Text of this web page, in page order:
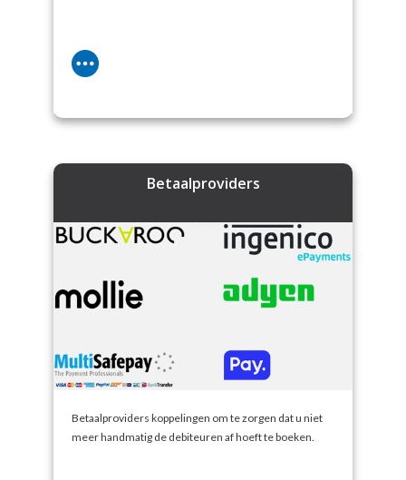
Betaalproviders
Betaalproviders koppelingen om te zorgen dat u niet
meer handmatig de debiteuren af hoeft te boeken.